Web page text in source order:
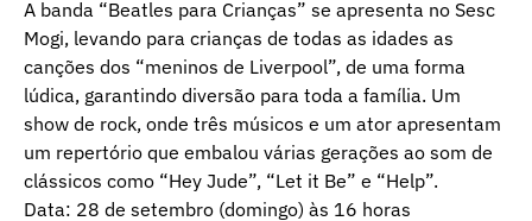
A banda “Beatles para Crianças” se apresenta no Sesc
Mogi, levando para crianças de todas as idades as
canções dos “meninos de Liverpool”, de uma forma
lúdica, garantindo diversão para toda a família. Um
show de rock, onde três músicos e um ator apresentam
um repertório que embalou várias gerações ao som de
clássicos como “Hey Jude”, “Let it Be” e “Help”.
Data: 28 de setembro (domingo) às 16 horas